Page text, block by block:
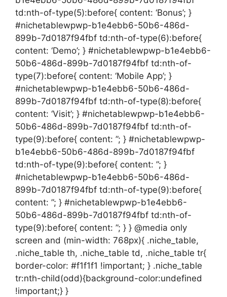
td:nth-of-type(5):before{ content: ‘Bonus’; }
#nichetablewpwp-b1e4ebb6-50b6-486d-
899b-7d0187f94fbf td:nth-of-type(6):before{
content: ‘Demo’; } #nichetablewpwp-b1e4ebb6-
50b6-486d-899b-7d0187f94fbf td:nth-of-
type(7):before{ content: ‘Mobile App’; }
#nichetablewpwp-b1e4ebb6-50b6-486d-
899b-7d0187f94fbf td:nth-of-type(8):before{
content: ‘Visit’; } #nichetablewpwp-b1e4ebb6-
50b6-486d-899b-7d0187f94fbf td:nth-of-
type(9):before{ content: ”; } #nichetablewpwp-
b1e4ebb6-50b6-486d-899b-7d0187f94fbf
td:nth-of-type(9):before{ content: ”; }
#nichetablewpwp-b1e4ebb6-50b6-486d-
899b-7d0187f94fbf td:nth-of-type(9):before{
content: ”; } #nichetablewpwp-b1e4ebb6-
50b6-486d-899b-7d0187f94fbf td:nth-of-
type(9):before{ content: ”; } } @media only
screen and (min-width: 768px){ .niche_table,
.niche_table th, .niche_table td, .niche_table tr{
border-color: #f1f1f1 !important; } .niche_table
tr:nth-child(odd){background-color:undefined
!important;} }